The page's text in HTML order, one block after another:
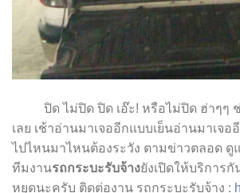
ปิด ไม่ปิด ปิด เอ๊ะ! หรือไม่ปิด ฮ่าๆๆ
เลย เช้าอ่านมาเจออีกแบบเย็นอ่านมาเจอ
ไปไหนมาไหนต้องระวัง ตามข่าวตลอด
ทีมงานรถกระบะรับจ้างยังเปิดให้บริการ
หยุดนะครับ ติดต่องาน รถกระบะรับจ้าง :